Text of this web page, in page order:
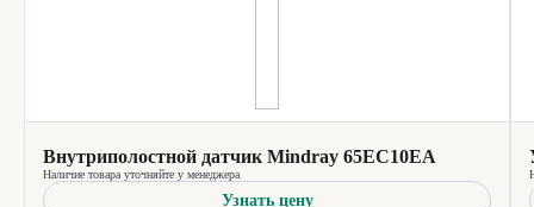
Внутриполостной датчик Mindray 65EC10EA
Наличие товара уточняйте у менеджера
Узнать цену